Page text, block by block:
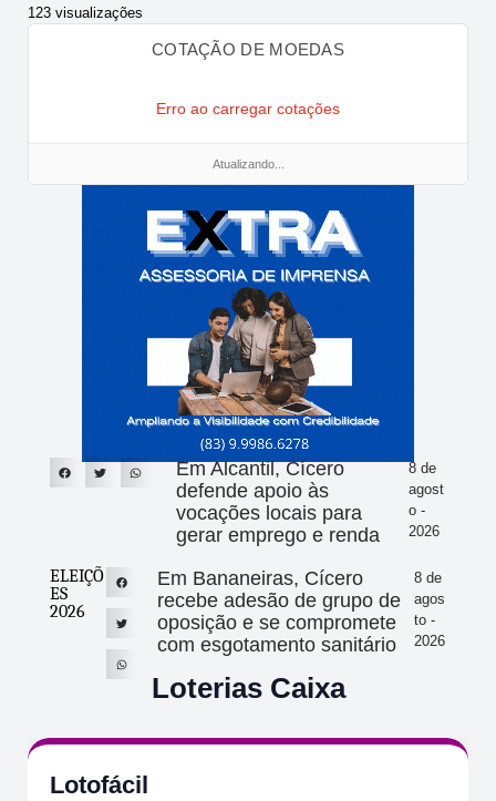
123 visualizações
COTAÇÃO DE MOEDAS
Erro ao carregar cotações
Atualizando...
Em Alcantil, Cícero
defende apoio às
vocações locais para
gerar emprego e renda
8 de
agost
o -
2026
ELEIÇÕ
ES
2026
Em Bananeiras, Cícero
recebe adesão de grupo de
oposição e se compromete
com esgotamento sanitário
8 de
agos
to -
2026
Loterias Caixa
Lotofácil